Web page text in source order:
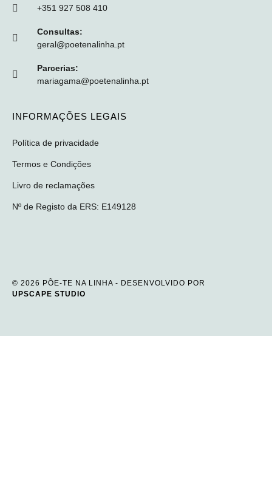
+351 927 508 410
Consultas:
geral@poetenalinha.pt
Parcerias:
mariagama@poetenalinha.pt
INFORMAÇÕES LEGAIS
Política de privacidade
Termos e Condições
Livro de reclamações
Nº de Registo da ERS: E149128
© 2026 PÕE-TE NA LINHA - DESENVOLVIDO POR
UPSCAPE STUDIO